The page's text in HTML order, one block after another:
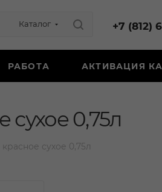
Каталог +7 (812)
РАБОТА АКТИВАЦИЯ
0,75л
сухое 0,75л